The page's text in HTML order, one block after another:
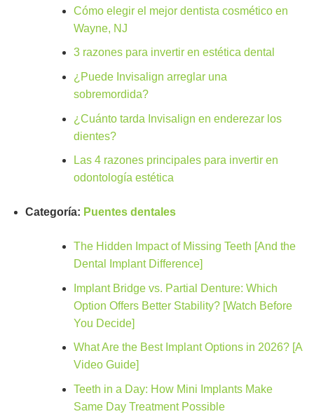
Cómo elegir el mejor dentista cosmético en
Wayne, NJ
3 razones para invertir en estética dental
¿Puede Invisalign arreglar una
sobremordida?
¿Cuánto tarda Invisalign en enderezar los
dientes?
Las 4 razones principales para invertir en
odontología estética
Categoría: Puentes dentales
The Hidden Impact of Missing Teeth [And the
Dental Implant Difference]
Implant Bridge vs. Partial Denture: Which
Option Offers Better Stability? [Watch Before
You Decide]
What Are the Best Implant Options in 2026? [A
Video Guide]
Teeth in a Day: How Mini Implants Make
Same Day Treatment Possible